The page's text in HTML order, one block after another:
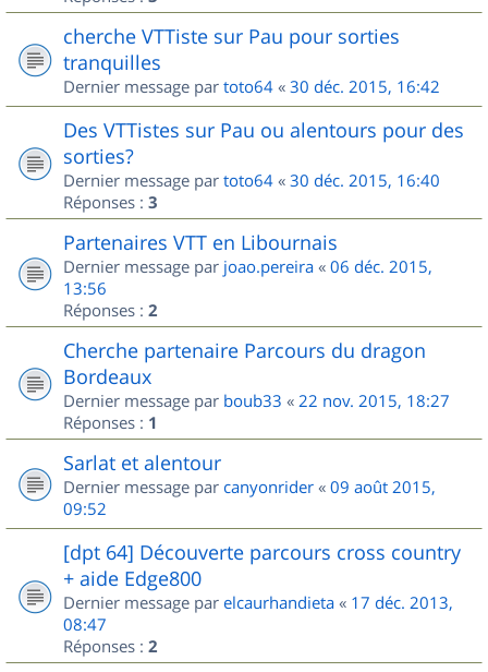
cherche VTTiste sur Pau pour sorties
tranquilles
Dernier message par toto64 « 30 déc. 2015, 16:42
Des VTTistes sur Pau ou alentours pour des
sorties?
Dernier message par toto64 « 30 déc. 2015, 16:40
Réponses : 3
Partenaires VTT en Libournais
Dernier message par joao.pereira « 06 déc. 2015,
13:56
Réponses : 2
Cherche partenaire Parcours du dragon
Bordeaux
Dernier message par boub33 « 22 nov. 2015, 18:27
Réponses : 1
Sarlat et alentour
Dernier message par canyonrider « 09 août 2015,
09:52
[dpt 64] Découverte parcours cross country
+ aide Edge800
Dernier message par elcaurhandieta « 17 déc. 2013,
08:47
Réponses : 2